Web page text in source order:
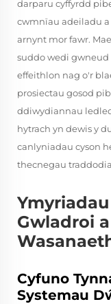
darparu cyffyrdd
cwmnïau adeiladu
arnynt mor fawr.
suddo wedi gwneud
effeithlon nag o'r
prosiectau gosod
ddiwydiannau
hytrach yn dewis y
canlyniadau cyson
thecnegau
Gwladroi
Cyfuno
Systemau